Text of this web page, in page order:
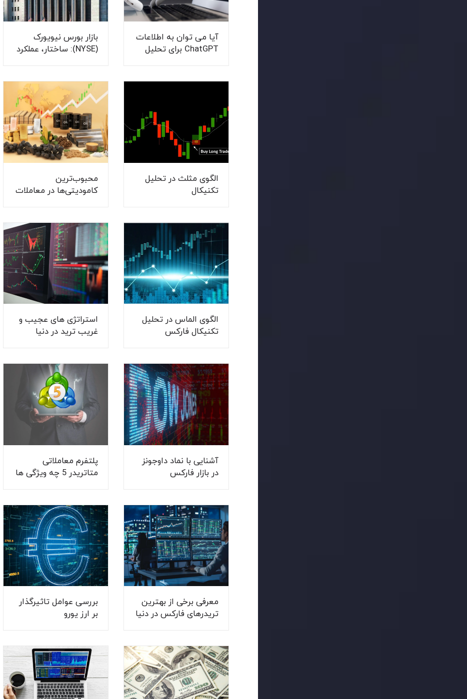
آیا می توان به اطلاعات
ChatGPT برای تحلیل
بازار بورس نیویورک
(NYSE): ساختار، عملکرد
الگوی مثلث در تحلیل
تکنیکال
محبوب‌ترین
کامودیتی‌ها در معاملات
الگوی الماس در تحلیل
تکنیکال فارکس
استراتژی های عجیب و
غریب ترید در دنیا
آشنایی با نماد داوجونز
در بازار فارکس
پلتفرم معاملاتی
متاتریدر 5 چه ویژگی ها
معرفی برخی از بهترین
تریدرهای فارکس در دنیا
بررسی عوامل تاثیرگذار
بر ارز یورو